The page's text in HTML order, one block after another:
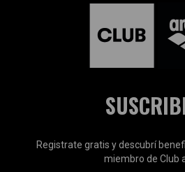
Registrate gratis y descubrí
miembro de Club